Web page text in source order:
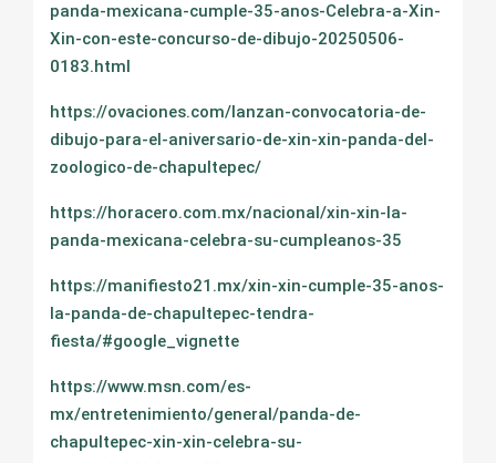
panda-mexicana-cumple-35-anos-Celebra-a-Xin-
Xin-con-este-concurso-de-dibujo-20250506-
0183.html
https://ovaciones.com/lanzan-convocatoria-de-
dibujo-para-el-aniversario-de-xin-xin-panda-del-
zoologico-de-chapultepec/
https://horacero.com.mx/nacional/xin-xin-la-
panda-mexicana-celebra-su-cumpleanos-35
https://manifiesto21.mx/xin-xin-cumple-35-anos-
la-panda-de-chapultepec-tendra-
fiesta/#google_vignette
https://www.msn.com/es-
mx/entretenimiento/general/panda-de-
chapultepec-xin-xin-celebra-su-